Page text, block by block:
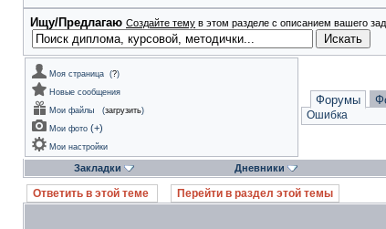
Ищу/Предлагаю Создайте тему в этом разделе с описанием вашего
Моя страница (?)
Новые сообщения
Мои файлы
(загрузить)
Мои фото (+)
Мои настройки
Форумы
Ошибка
Закладки Дневники
Ответить в этой теме Перейти в раздел этой темы